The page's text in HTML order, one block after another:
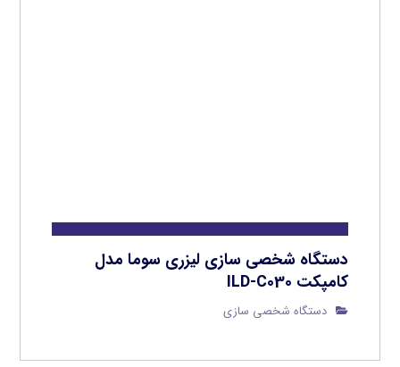
دستگاه شخصی سازی لیزری سوما مدل
کامپکت ILD-C030
دستگاه شخصی سازی